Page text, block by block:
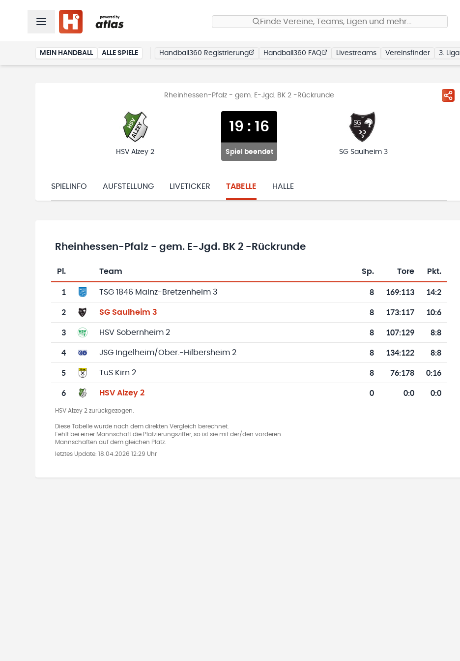
Finde Vereine, Teams, Ligen und mehr…
MEIN HANDBALL ALLE SPIELE Handball360 Registrierung Handball360 FAQ Livestreams Vereinsfinder 3. Liga
Rheinhessen-Pfalz - gem. E-Jgd. BK 2 -Rückrunde
HSV Alzey 2
19 : 16
Spiel beendet SG Saulheim 3
SPIELINFO AUFSTELLUNG LIVETICKER TABELLE HALLE
Rheinhessen-Pfalz - gem. E-Jgd. BK 2 -Rückrunde
Tabelle mit Vereinsplatzierungen, Spielen, Toren und Punkten
Pl. Team Sp. Tore Pkt.
1 TSG 1846 Mainz-Bretzenheim 3 8 169:113 14:2
2 SG Saulheim 3 8 173:117 10:6
3 HSV Sobernheim 2 8 107:129 8:8
4 JSG Ingelheim/Ober.-Hilbersheim 2 8 134:122 8:8
5 TuS Kirn 2 8 76:178 0:16
6 HSV Alzey 2 0 0:0 0:0
HSV Alzey 2 zurückgezogen.
Diese Tabelle wurde nach dem direkten Vergleich berechnet.
Fehlt bei einer Mannschaft die Platzierungsziffer, so ist sie mit der/den vorderen
Mannschaften auf dem gleichen Platz.
letztes Update: 18.04.2026 12:29 Uhr